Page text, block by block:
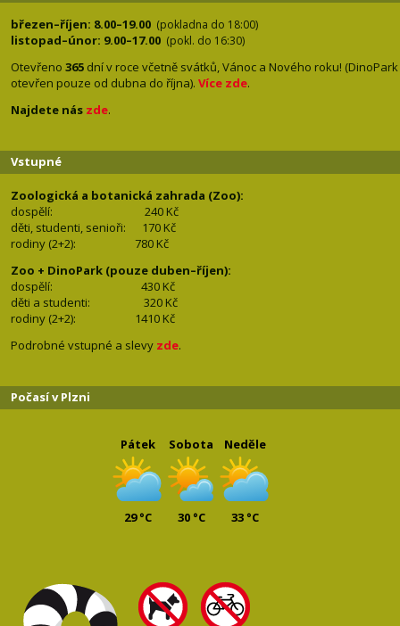
březen–říjen: 8.00–19.00 (pokladna do 18:00)
listopad–únor: 9.00–17.00 (pokl. do 16:30)
Otevřeno 365 dní v roce včetně svátků, Vánoc a Nového roku! (DinoPark
otevřen pouze od dubna do října). Více zde.
Najdete nás zde.
Vstupné
Zoologická a botanická zahrada (Zoo):
dospělí:
240 Kč
děti, studenti, senioři: 170 Kč
rodiny (2+2): 780 Kč
Zoo + DinoPark (pouze duben–říjen):
dospělí: 430 Kč
děti a studenti: 320 Kč
rodiny (2+2): 1410 Kč
Podrobné vstupné a slevy zde.
Počasí v Plzni
Pátek
29 °C
Sobota
30 °C
Neděle
33 °C